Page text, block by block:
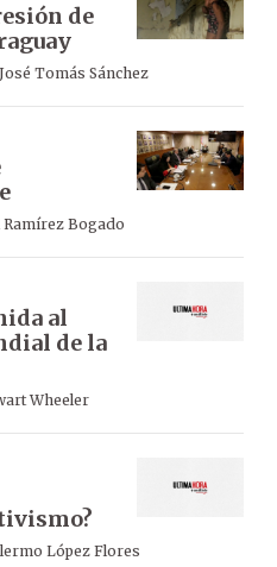
de
Tomás Sánchez
Ramírez Bogado
al
de la
Wheeler
López Flores